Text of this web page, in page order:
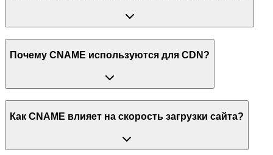
Почему CNAME используются для CDN?
Как CNAME влияет на скорость загрузки сайта?